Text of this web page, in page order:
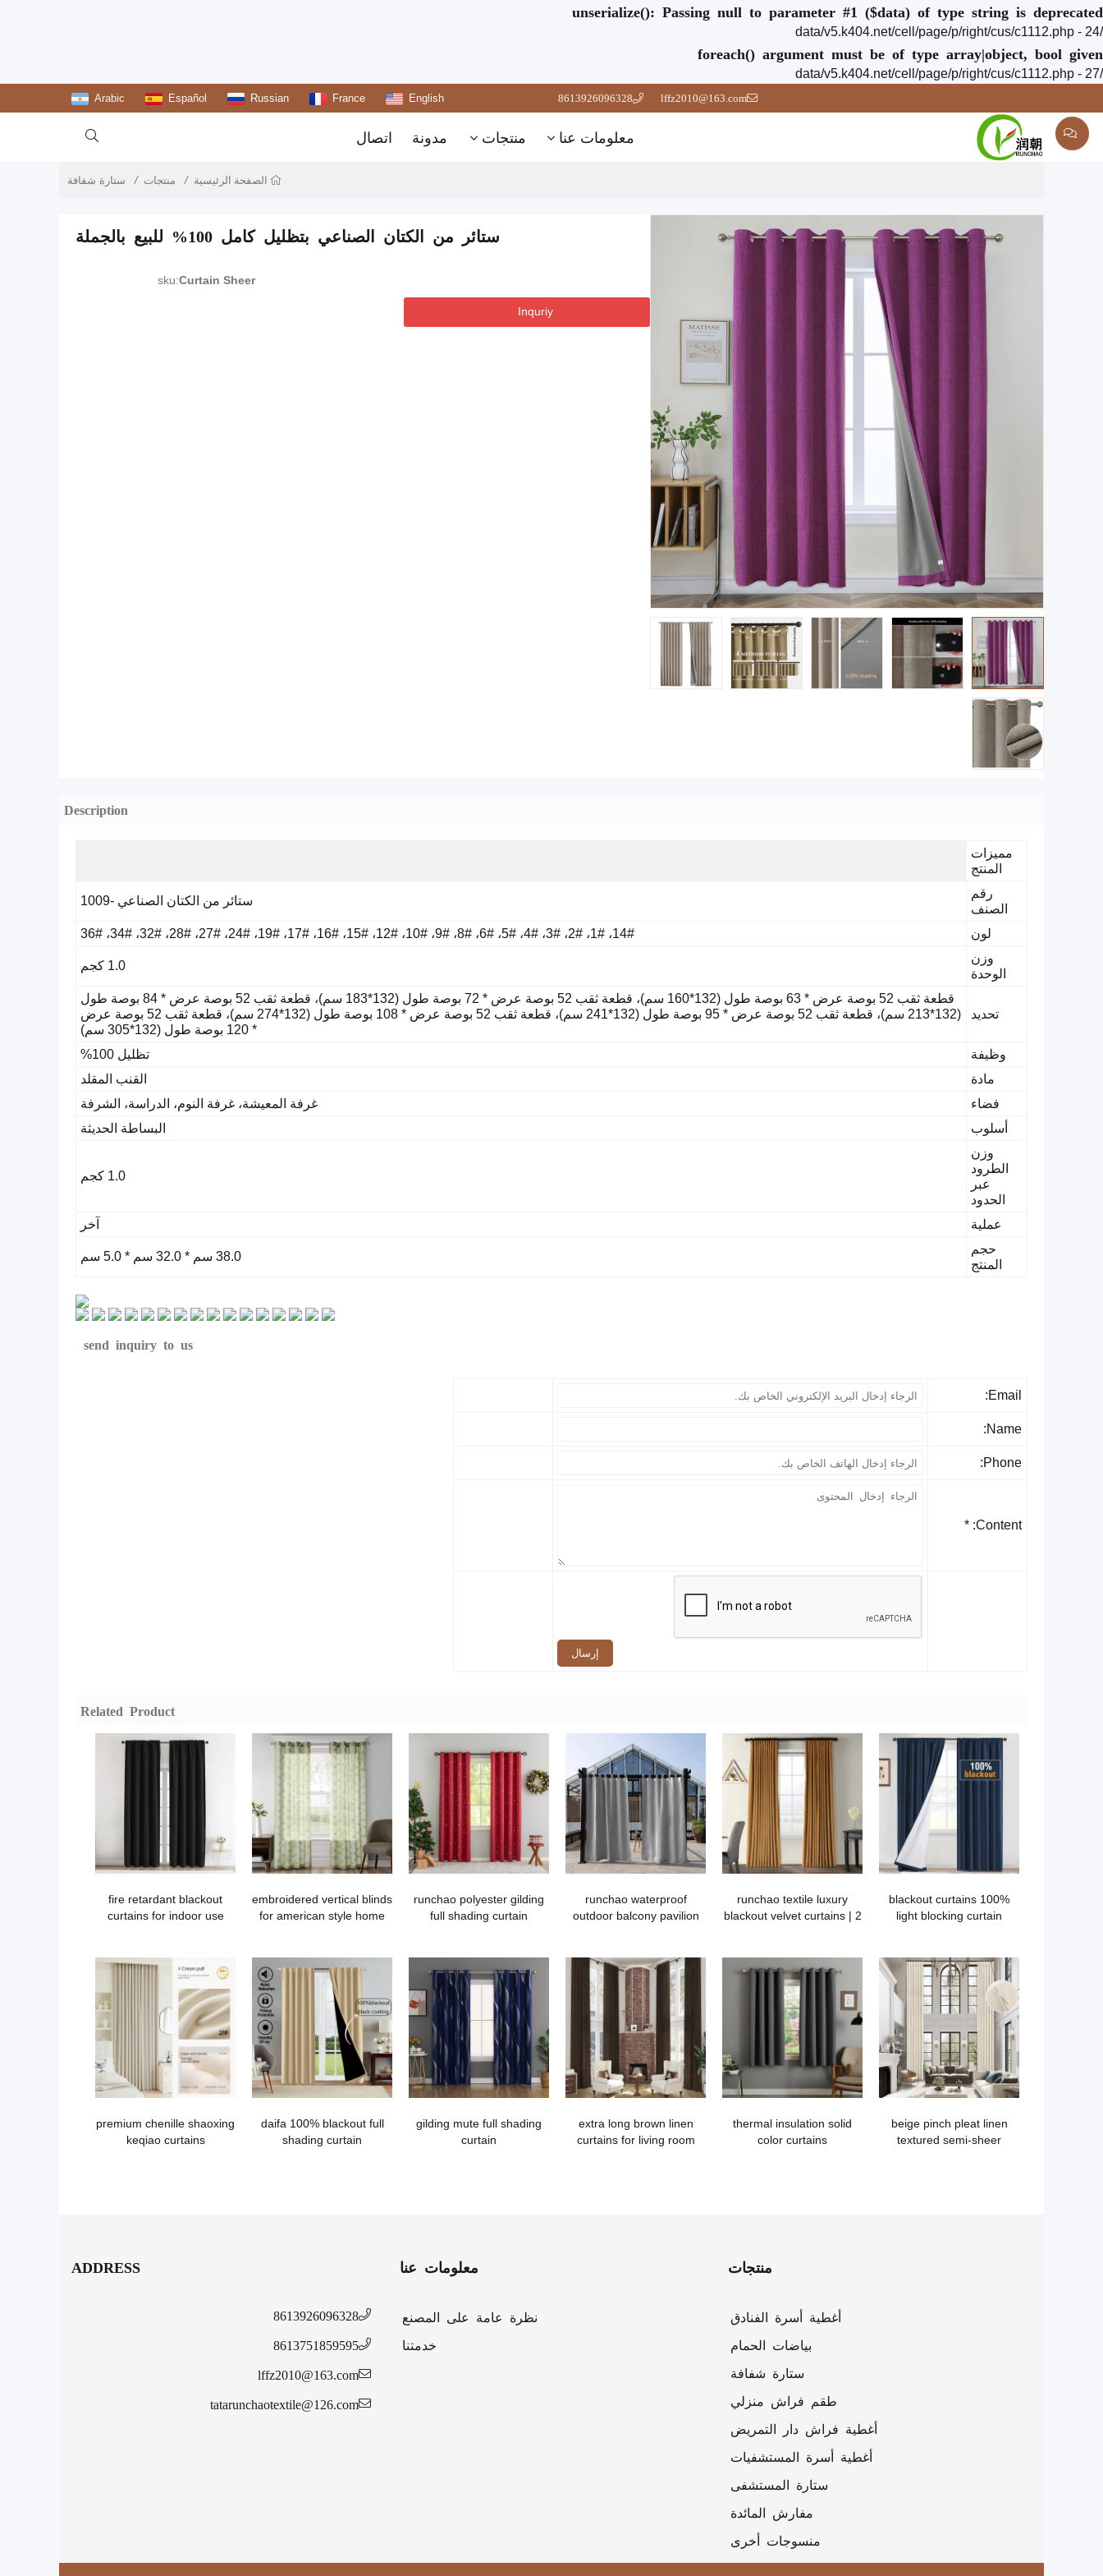
unserialize(): Passing null to parameter #1 ($data) of type string is deprecated
/data/v5.k404.net/cell/page/p/right/cus/c1112.php - 24
foreach() argument must be of type array|object, bool given
/data/v5.k404.net/cell/page/p/right/cus/c1112.php - 27
lffz2010@163.com
8613926096328
English
France
Russian
Español
Arabic
معلومات عنا منتجات مدونة اتصال 
الصفحة الرئيسية منتجات ستارة شفافة
ستائر من الكتان الصناعي بتظليل كامل 100% للبيع بالجملة
sku:Curtain Sheer
Inquriy
Description
مميزات
المنتج
رقم
الصنف
ستائر من الكتان الصناعي -1009
لون
14#، 1#، 2#، 3#، 4#، 5#، 6#، 8#، 9#، 10#، 12#، 15#، 16#، 17#، 19#، 24#، 27#، 28#، 32#، 34#، 36#
وزن
الوحدة
1.0 كجم
تحديد
قطعة ثقب 52 بوصة عرض * 63 بوصة طول (132*160 سم)، قطعة ثقب 52 بوصة عرض * 72 بوصة طول (132*183 سم)، قطعة ثقب 52 بوصة عرض * 84 بوصة طول
(132*213 سم)، قطعة ثقب 52 بوصة عرض * 95 بوصة طول (132*241 سم)، قطعة ثقب 52 بوصة عرض * 108 بوصة طول (132*274 سم)، قطعة ثقب 52 بوصة عرض
* 120 بوصة طول (132*305 سم)
وظيفة
تظليل 100%
مادة
القنب المقلد
فضاء
غرفة المعيشة، غرفة النوم، الدراسة، الشرفة
أسلوب
البساطة الحديثة
وزن
الطرود
عبر
الحدود
1.0 كجم
عملية
آخر
حجم
المنتج
38.0 سم * 32.0 سم * 5.0 سم
send inquiry to us
Email:
Name:
Phone:
Content: *
إرسال
Related Product
100% blackout curtains
light blocking curtain
thermal insulated window
treatment
runchao textile luxury
blackout velvet curtains | 2
runchao waterproof
outdoor balcony pavilion
runchao polyester gilding
full shading curtain
embroidered vertical blinds
for american style home
fire retardant blackout
curtains for indoor use
beige pinch pleat linen
textured semi-sheer
thermal insulation solid
color curtains
extra long brown linen
curtains for living room
gilding mute full shading
curtain
daifa 100% blackout full
shading curtain
premium chenille shaoxing
keqiao curtains
منتجات
أغطية أسرة الفنادق
بياضات الحمام
ستارة شفافة
طقم فراش منزلي
أغطية فراش دار التمريض
أغطية أسرة المستشفيات
ستارة المستشفى
مفارش المائدة
منسوجات أخرى
معلومات عنا
نظرة عامة على المصنع
خدمتنا
ADDRESS
8613926096328
8613751859595
lffz2010@163.com
tatarunchaotextile@126.com